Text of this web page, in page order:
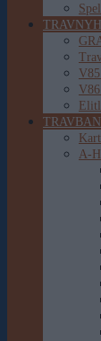
A-H